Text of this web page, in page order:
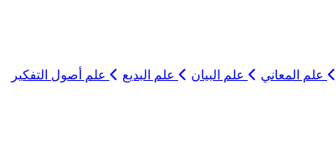
علم المعاني علم البيان علم البديع
علم أصول التفكير